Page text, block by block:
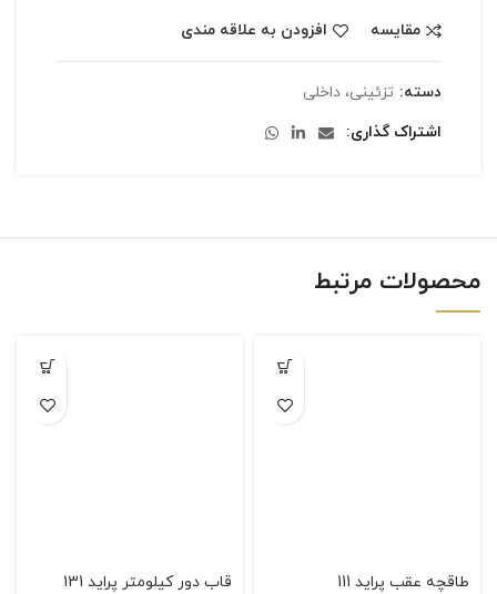
مقایسه افزودن به علاقه مندی
دسته: تزئینی، داخلی
اشتراک گذاری
محصولات مرتبط
طاقچه عقب پراید 111 قاب دور كیلومتر پراید 131